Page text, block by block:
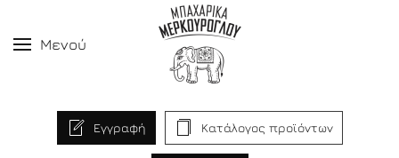
Μενού
Εγγραφή Κατάλογος προϊόντων